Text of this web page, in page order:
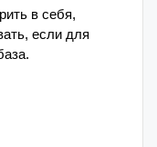
в себя,
если для